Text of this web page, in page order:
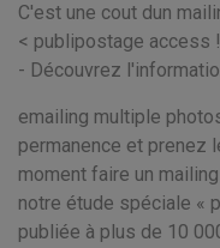
C'est une cout dun
< publipostage access
- Découvrez
emailing multiple
permanence et prenez
moment faire un
notre étude spéciale «
publiée à plus de 10